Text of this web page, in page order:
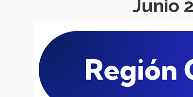
Junio